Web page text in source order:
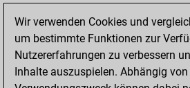
You played
blitz games
You scored
+138 =8 -187 in
Wir verwenden Cookies und
um bestimmte Funktionen zur
Nutzererfahrungen zu verbessern
Inhalte auszuspielen. Abhängig